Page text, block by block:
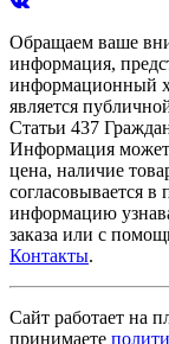
Обращаем ваше
информация,
информационный
является
Статьи 437
Информация может
цена, наличие
согласовывается
информацию
заказа или с
Контакты.
Сайт работает на
принимаете